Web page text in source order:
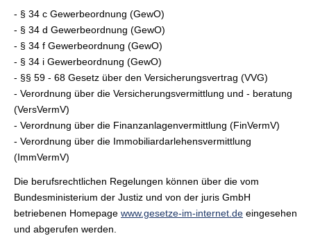
- § 34 c Gewerbeordnung (GewO)
- § 34 d Gewerbeordnung (GewO)
- § 34 f Gewerbeordnung (GewO)
- § 34 i Gewerbeordnung (GewO)
- §§ 59 - 68 Gesetz über den Versicherungsvertrag (VVG)
- Verordnung über die Versicherungsvermittlung und - beratung
(VersVermV)
- Verordnung über die Finanzanlagenvermittlung (FinVermV)
- Verordnung über die Immobiliardarlehensvermittlung
(ImmVermV)
Die berufsrechtlichen Regelungen können über die vom
Bundesministerium der Justiz und von der juris GmbH
betriebenen Homepage www.gesetze-im-internet.de eingesehen
und abgerufen werden.